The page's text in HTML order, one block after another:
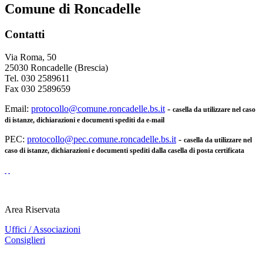
Comune di Roncadelle
Contatti
Via Roma, 50
25030 Roncadelle (Brescia)
Tel. 030 2589611
Fax 030 2589659
Email: protocollo@comune.roncadelle.bs.it - casella da utilizzare nel caso
di istanze, dichiarazioni e documenti spediti da e-mail
PEC: protocollo@pec.comune.roncadelle.bs.it - casella da utilizzare nel
caso di istanze, dichiarazioni e documenti spediti dalla casella di posta certificata
Area Riservata
Uffici / Associazioni
Consiglieri